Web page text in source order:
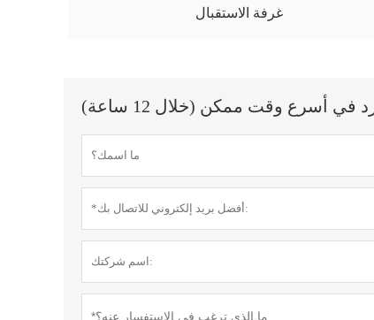
غرفة الاستقبال
أسرع وقت ممكن (خلال 12 ساعة)